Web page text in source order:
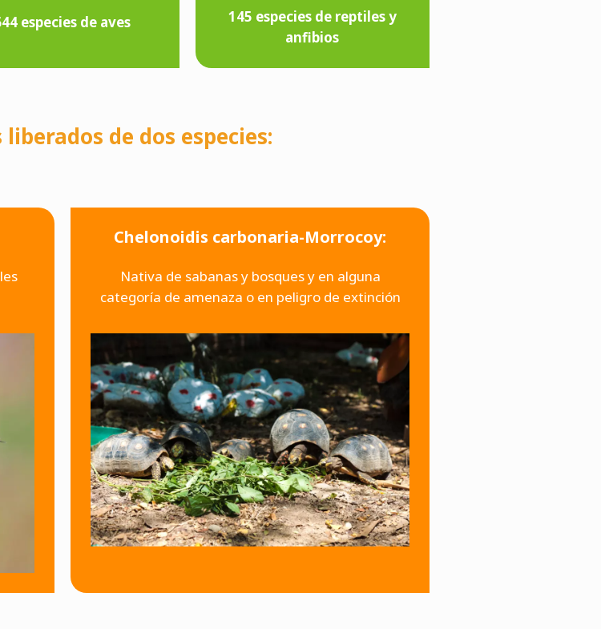
especies de aves
145 especies de reptiles y
anfibios
de dos especies:
Chelonoidis carbonaria-Morrocoy:
Nativa de sabanas y bosques y en alguna
categoría de amenaza o en peligro de extinción